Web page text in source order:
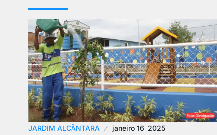
JARDIM ALCÂNTARA janeiro 16, 2025